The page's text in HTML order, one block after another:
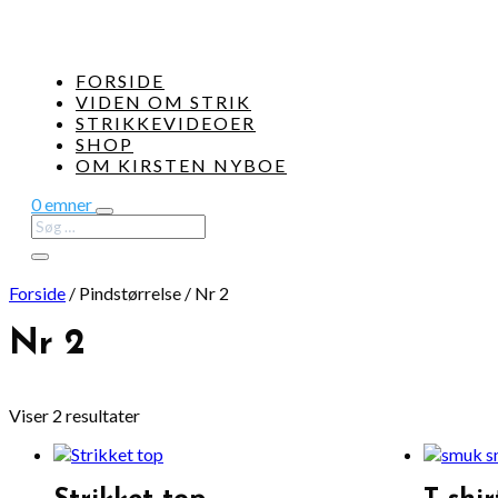
FORSIDE
VIDEN OM STRIK
STRIKKEVIDEOER
SHOP
OM KIRSTEN NYBOE
0 emner
Forside / Pindstørrelse / Nr 2
Nr 2
Viser 2 resultater